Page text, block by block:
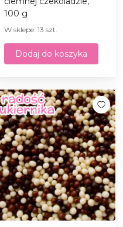
100 g
W sklepe: 13 szt.
Dodaj do koszyka